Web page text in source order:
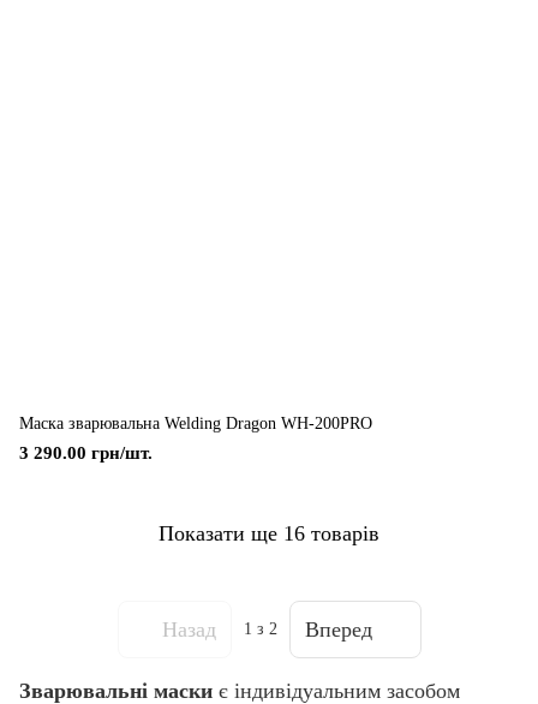
Маска зварювальна Welding Dragon WH-200PRO
3 290.00 грн/шт.
Показати ще 16 товарів
Назад 1 з 2 Вперед
Зварювальні маски є індивідуальним засобом